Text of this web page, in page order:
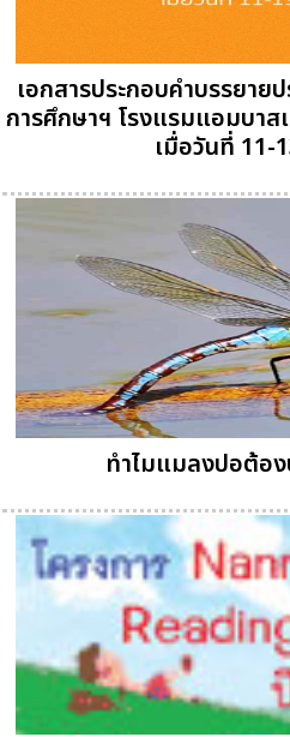
เอกสารประกอบคำบรรยาย
การศึกษาฯ โรงแรมแอมบา
เมื่อวันที่ 11-
ทำไมแมลงปอต้อ